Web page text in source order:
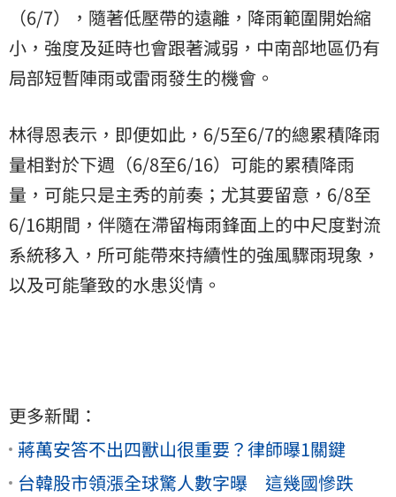
（6/7），隨著低壓帶的遠離，降雨範圍開始縮
小，強度及延時也會跟著減弱，中南部地區仍有
局部短暫陣雨或雷雨發生的機會。
林得恩表示，即便如此，6/5至6/7的總累積降雨
量相對於下週（6/8至6/16）可能的累積降雨
量，可能只是主秀的前奏；尤其要留意，6/8至
6/16期間，伴隨在滯留梅雨鋒面上的中尺度對流
系統移入，所可能帶來持續性的強風驟雨現象，
以及可能肇致的水患災情。
更多新聞：
蔣萬安答不出四獸山很重要？律師曝1關鍵
台韓股市領漲全球驚人數字曝 這幾國慘跌